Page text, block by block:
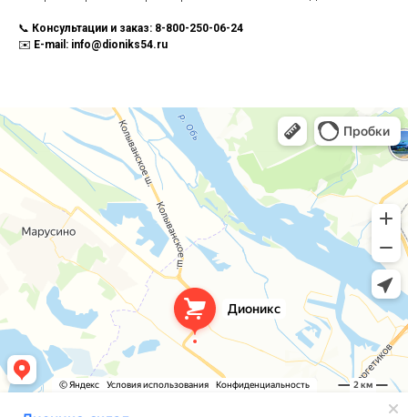
📞 Консультации и заказ: 8-800-250-06-24
✉️ E-mail: info@dioniks54.ru